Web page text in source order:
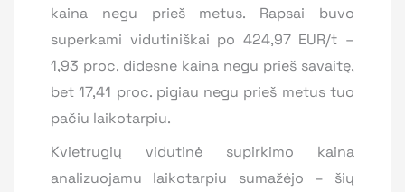
kaina negu prieš metus. Rapsai buvo
superkami vidutiniškai po 424,97 EUR/t –
1,93 proc. didesne kaina negu prieš savaitę,
bet 17,41 proc. pigiau negu prieš metus tuo
pačiu laikotarpiu.
Kvietrugių vidutinė supirkimo kaina
analizuojamu laikotarpiu sumažėjo – šių